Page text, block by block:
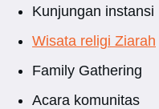
Kunjungan instansi
Wisata religi Ziarah
Family Gathering
Acara komunitas